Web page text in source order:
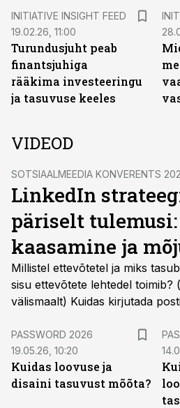
INITIATIVE INSIGHT FEED
19.02.26, 11:00
Turundusjuht peab
finantsjuhiga
rääkima investeeringu
ja tasuvuse keeles
VIDEOD
SOTSIAALMEEDIA KONVERENTS
LinkedIn
päriselt tulemusi:
kaasamine ja
Millistel ettevõtetel ja miks
sisu ettevõtete lehtedel toimib?
välismaalt) Kuidas kirjutada
Influencer turundus LinkedInis
kampaaniatest) Marelle
PASSWORD 2026
19.05.26, 10:20
Kuidas loovuse ja
disaini tasuvust mõõta?